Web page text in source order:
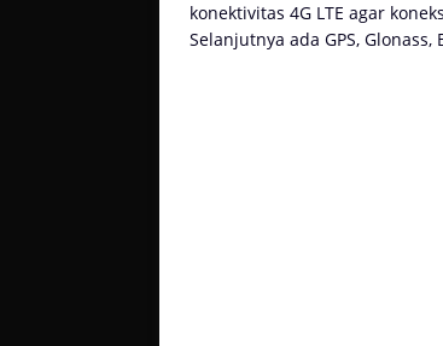
konektivitas 4G LTE agar
Selanjutnya ada GPS,